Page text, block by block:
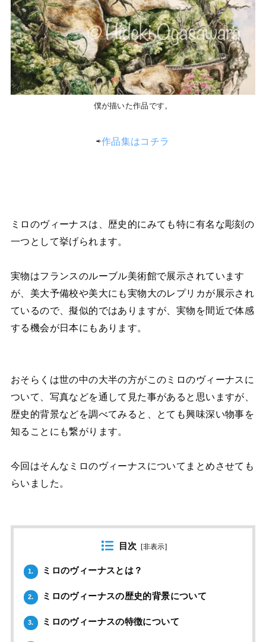
僕が描いた作品です。
⇨作品集はコチラ
ミロのヴィーナスは、歴史的にみても特に有名な彫刻の
一つとして挙げられます。
実物はフランスのルーブル美術館で展示されています
が、美大予備校や美大にも実物大のレプリカが展示され
ているので、擬似的ではありますが、実物を間近で体感
する機会が日本にもあります。
おそらくは世の中の大半の方がこのミロのヴィーナスに
ついて、写真などを通して見た事があると思いますが、
歴史的背景などを調べてみると、とても興味深い物事を
知ることにも繋がります。
今回はそんなミロのヴィーナスについてまとめさせても
らいました。
目次 [非表示]
1. ミロのヴィーナスとは？
2. ミロのヴィーナスの歴史的背景について
3. ミロのヴィーナスの特徴について